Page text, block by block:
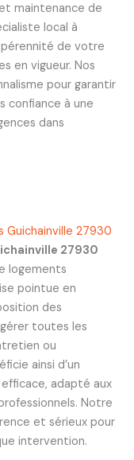
maintenance de
local à
pérennité de votre
en vigueur. Nos
pour garantir
à une
dans
Guichainville 27930
27930
logements
pointue en
des
toutes les
ou
ainsi d’un
adapté aux
Notre
et sérieux pour
intervention.